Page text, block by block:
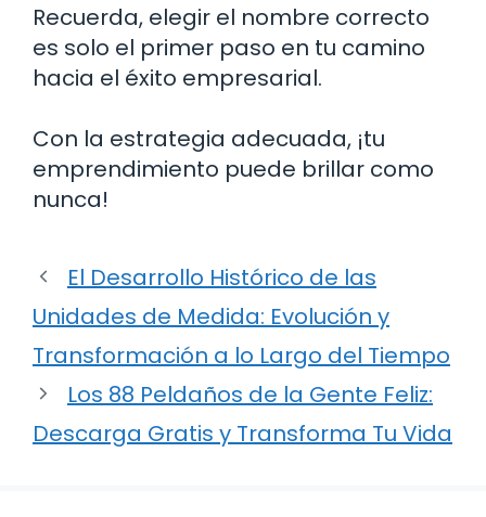
Recuerda, elegir el nombre correcto
es solo el primer paso en tu camino
hacia el éxito empresarial.
Con la estrategia adecuada, ¡tu
emprendimiento puede brillar como
nunca!
El Desarrollo Histórico de las
Unidades de Medida: Evolución y
Transformación a lo Largo del Tiempo
Los 88 Peldaños de la Gente Feliz:
Descarga Gratis y Transforma Tu Vida